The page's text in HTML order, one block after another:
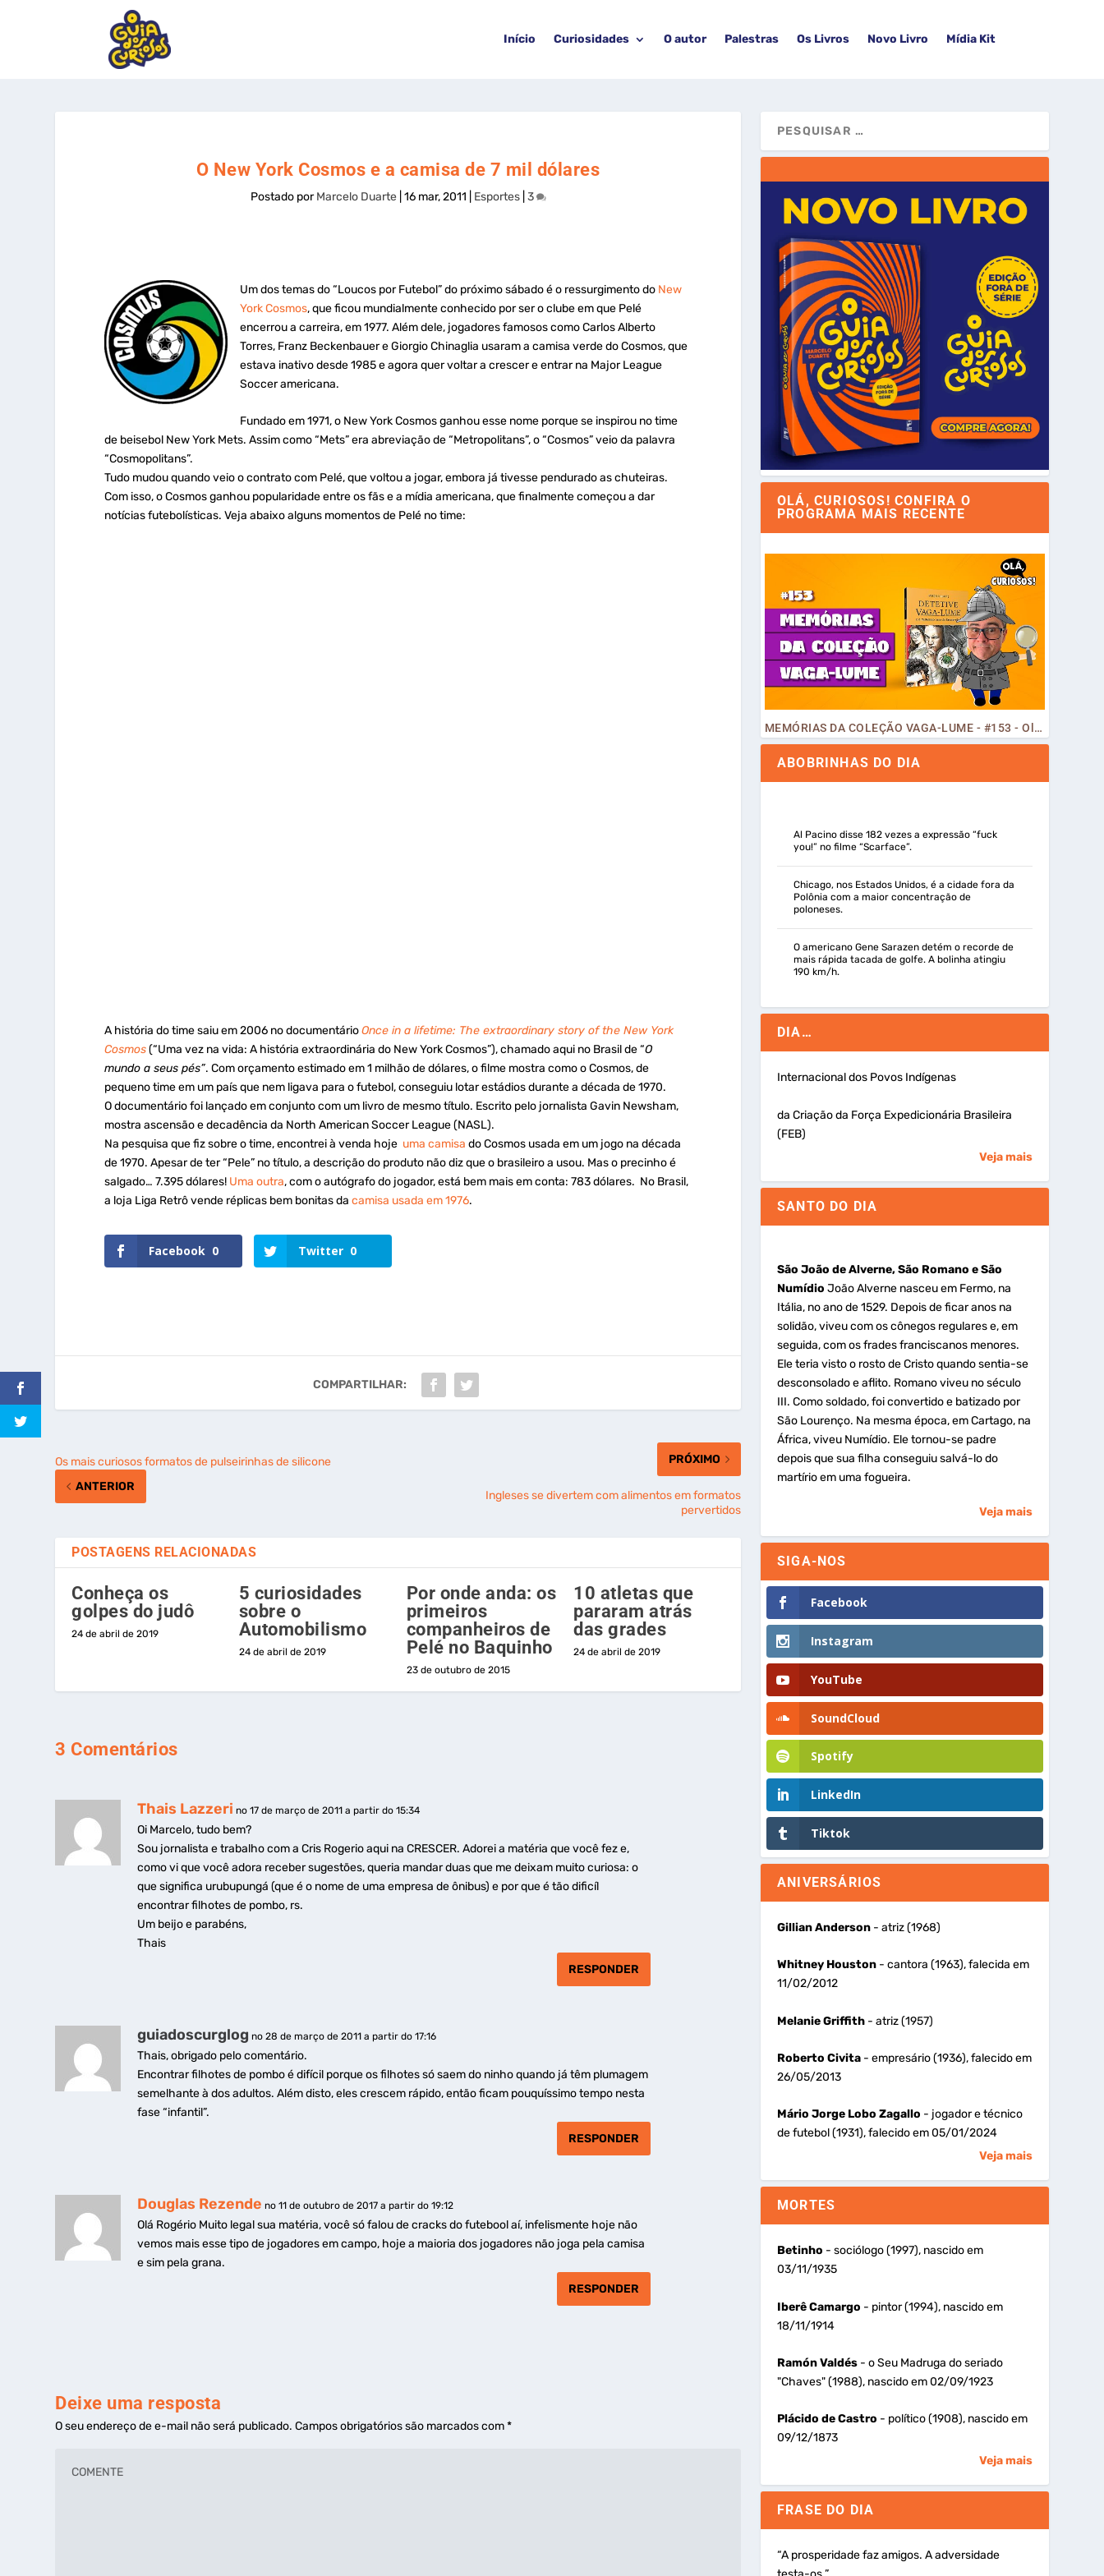
Início Curiosidades O autor Palestras Os Livros Novo Livro Mídia Kit
O New York Cosmos e a camisa de 7 mil dólares
Postado porMarcelo Duarte| 16 mar, 2011 Esportes| 3
Um dos temas do “Loucos por Futebol” do próximo sábado é o ressurgimento do New
York Cosmos, que ficou mundialmente conhecido por ser o clube em que Pelé
encerrou a carreira, em 1977. Além dele, jogadores famosos como Carlos Alberto
Torres, Franz Beckenbauer e Giorgio Chinaglia usaram a camisa verde do Cosmos, que
estava inativo desde 1985 e agora quer voltar a crescer e entrar na Major League
Soccer americana.
Fundado em 1971, o New York Cosmos ganhou esse nome porque se inspirou no time
de beisebol New York Mets. Assim como “Mets” era abreviação de “Metropolitans”, o “Cosmos” veio da palavra
“Cosmopolitans”.
Tudo mudou quando veio o contrato com Pelé, que voltou a jogar, embora já tivesse pendurado as chuteiras.
Com isso, o Cosmos ganhou popularidade entre os fãs e a mídia americana, que finalmente começou a dar
notícias futebolísticas. Veja abaixo alguns momentos de Pelé no time:
A história do time saiu em 2006 no documentárioOnce in a lifetime: The extraordinary story of the New York
Cosmos(“Uma vez na vida: A história extraordinária do New York Cosmos”), chamado aqui no Brasil de “O
mundo a seus pés”. Com orçamento estimado em 1 milhão de dólares, o filme mostra como o Cosmos, de
pequeno time em um país que nem ligava para o futebol, conseguiu lotar estádios durante a década de 1970.
O documentário foi lançado em conjunto com um livro de mesmo título. Escrito pelo jornalista Gavin Newsham,
mostra ascensão e decadência da North American Soccer League (NASL).
Na pesquisa que fiz sobre o time, encontrei à venda hoje uma camisa do Cosmos usada em um jogo na década
de 1970. Apesar de ter “Pele” no título, a descrição do produto não diz que o brasileiro a usou. Mas o precinho é
salgado… 7.395 dólares! Uma outra, com o autógrafo do jogador, está bem mais em conta: 783 dólares. No Brasil,
a loja Liga Retrô vende réplicas bem bonitas dacamisa usada em 1976.
Facebook 0 Twitter 0
COMPARTILHAR:
Os mais curiosos formatos de pulseirinhas de silicone
ANTERIOR
PRÓXIMO
Ingleses se divertem com alimentos em formatos
pervertidos
POSTAGENS RELACIONADAS
Conheça os
golpes do judô
24 de abril de 2019
5 curiosidades
sobre o
Automobilismo
24 de abril de 2019
Por onde anda: os
primeiros
companheiros de
Pelé no Baquinho
23 de outubro de 2015
10 atletas que
pararam atrás
das grades
24 de abril de 2019
3 Comentários
Thais Lazzeri no 17 de março de 2011 a partir do 15:34
Oi Marcelo, tudo bem?
Sou jornalista e trabalho com a Cris Rogerio aqui na CRESCER. Adorei a matéria que você fez e,
como vi que você adora receber sugestões, queria mandar duas que me deixam muito curiosa: o
que significa urubupungá (que é o nome de uma empresa de ônibus) e por que é tão dificíl
encontrar filhotes de pombo, rs.
Um beijo e parabéns,
Thais
RESPONDER
guiadoscurglog no 28 de março de 2011 a partir do 17:16
Thais, obrigado pelo comentário.
Encontrar filhotes de pombo é difícil porque os filhotes só saem do ninho quando já têm plumagem
semelhante à dos adultos. Além disto, eles crescem rápido, então ficam pouquíssimo tempo nesta
fase “infantil”.
RESPONDER
Douglas Rezende no 11 de outubro de 2017 a partir do 19:12
Olá Rogério Muito legal sua matéria, você só falou de cracks do futebool aí, infelismente hoje não
vemos mais esse tipo de jogadores em campo, hoje a maioria dos jogadores não joga pela camisa
e sim pela grana.
RESPONDER
Deixe uma resposta
O seu endereço de e-mail não será publicado. Campos obrigatórios são marcados com*
OLÁ, CURIOSOS! CONFIRA O
PROGRAMA MAIS RECENTE
MEMÓRIAS DA COLEÇÃO VAGA-LUME - #153 - Olá, Curiosos! 2023
ABOBRINHAS DO DIA
Al Pacino disse 182 vezes a expressão “fuck
you!” no filme “Scarface”.
Chicago, nos Estados Unidos, é a cidade fora da
Polônia com a maior concentração de
poloneses.
O americano Gene Sarazen detém o recorde de
mais rápida tacada de golfe. A bolinha atingiu
190 km/h.
DIA…
Internacional dos Povos Indígenas
da Criação da Força Expedicionária Brasileira
(FEB)
Veja mais
SANTO DO DIA
São João de Alverne, São Romano e São
Numídio João Alverne nasceu em Fermo, na
Itália, no ano de 1529. Depois de ficar anos na
solidão, viveu com os cônegos regulares e, em
seguida, com os frades franciscanos menores.
Ele teria visto o rosto de Cristo quando sentia-se
desconsolado e aflito. Romano viveu no século
III. Como soldado, foi convertido e batizado por
São Lourenço. Na mesma época, em Cartago, na
África, viveu Numídio. Ele tornou-se padre
depois que sua filha conseguiu salvá-lo do
martírio em uma fogueira.
Veja mais
SIGA-NOS
Facebook
Instagram
YouTube
SoundCloud
Spotify
LinkedIn
Tiktok
ANIVERSÁRIOS
Gillian Anderson- atriz (1968)
Whitney Houston- cantora (1963), falecida em
11/02/2012
Melanie Griffith- atriz (1957)
Roberto Civita- empresário (1936), falecido em
26/05/2013
Mário Jorge Lobo Zagallo - jogador e técnico
de futebol (1931), falecido em 05/01/2024
Veja mais
MORTES
Betinho - sociólogo (1997), nascido em
03/11/1935
Iberê Camargo - pintor (1994), nascido em
18/11/1914
Ramón Valdés- o Seu Madruga do seriado
"Chaves" (1988), nascido em 02/09/1923
Plácido de Castro - político (1908), nascido em
09/12/1873
Veja mais
FRASE DO DIA
“A prosperidade faz amigos. A adversidade